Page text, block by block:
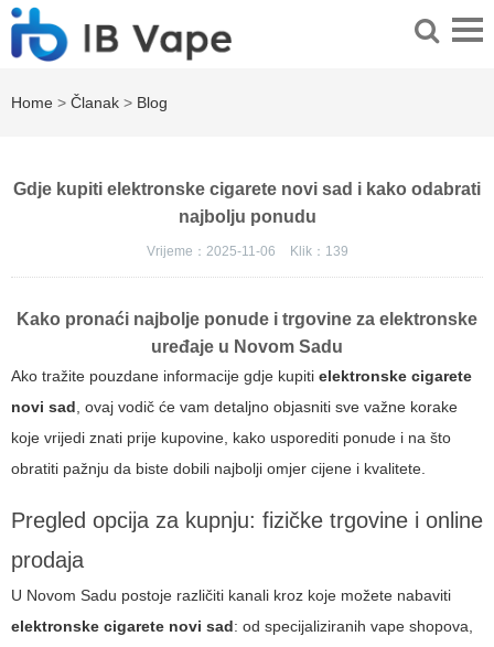
Home > Članak > Blog
Gdje kupiti elektronske cigarete novi sad i kako odabrati
najbolju ponudu
Vrijeme：2025-11-06 Klik： 139
Kako pronaći najbolje ponude i trgovine za elektronske
uređaje u Novom Sadu
Ako tražite pouzdane informacije gdje kupiti elektronske cigarete
novi sad, ovaj vodič će vam detaljno objasniti sve važne korake
koje vrijedi znati prije kupovine, kako usporediti ponude i na što
obratiti pažnju da biste dobili najbolji omjer cijene i kvalitete.
Pregled opcija za kupnju: fizičke trgovine i online
prodaja
U Novom Sadu postoje različiti kanali kroz koje možete nabaviti
elektronske cigarete novi sad: od specijaliziranih vape shopova,